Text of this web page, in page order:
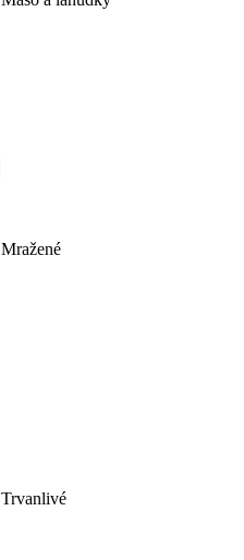
Mražené
Trvanlivé